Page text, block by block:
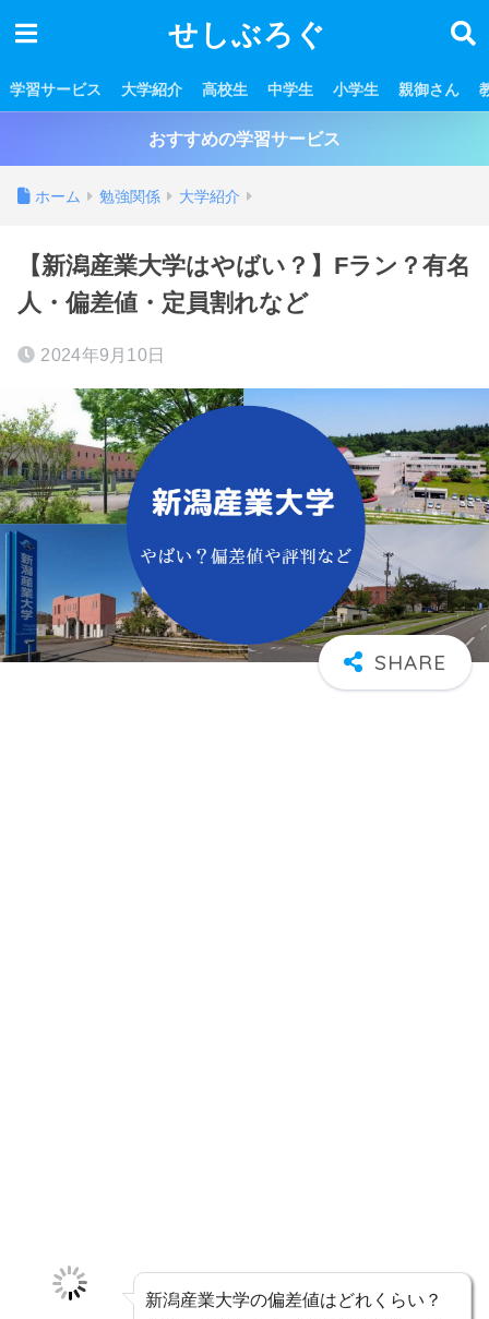
せしぶろぐ
学習サービス 大学紹介 高校生 中学生 小学生 親御さん
おすすめの学習サービス
ホーム 勉強関係 大学紹介
【新潟産業大学はやばい？】Fラン？有名
人・偏差値・定員割れなど
2024年9月10日
新潟産業大学の偏差値はどれくらい？